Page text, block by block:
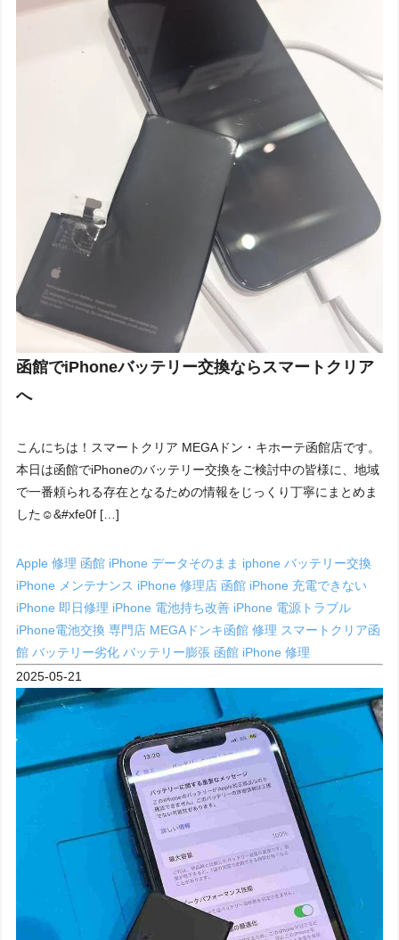
函館でiPhoneバッテリー交換ならスマートクリア
へ
こんにちは！スマートクリア MEGAドン・キホーテ函館店です。
本日は函館でiPhoneのバッテリー交換をご検討中の皆様に、地域
で一番頼られる存在となるための情報をじっくり丁寧にまとめま
した☺&#xfe0f […]
Apple 修理 函館 iPhone データそのまま iphone バッテリー交換
iPhone メンテナンス iPhone 修理店 函館 iPhone 充電できない
iPhone 即日修理 iPhone 電池持ち改善 iPhone 電源トラブル
iPhone電池交換 専門店 MEGAドンキ函館 修理 スマートクリア函
館バッテリー劣化バッテリー膨張 函館 iPhone 修理
2025-05-21